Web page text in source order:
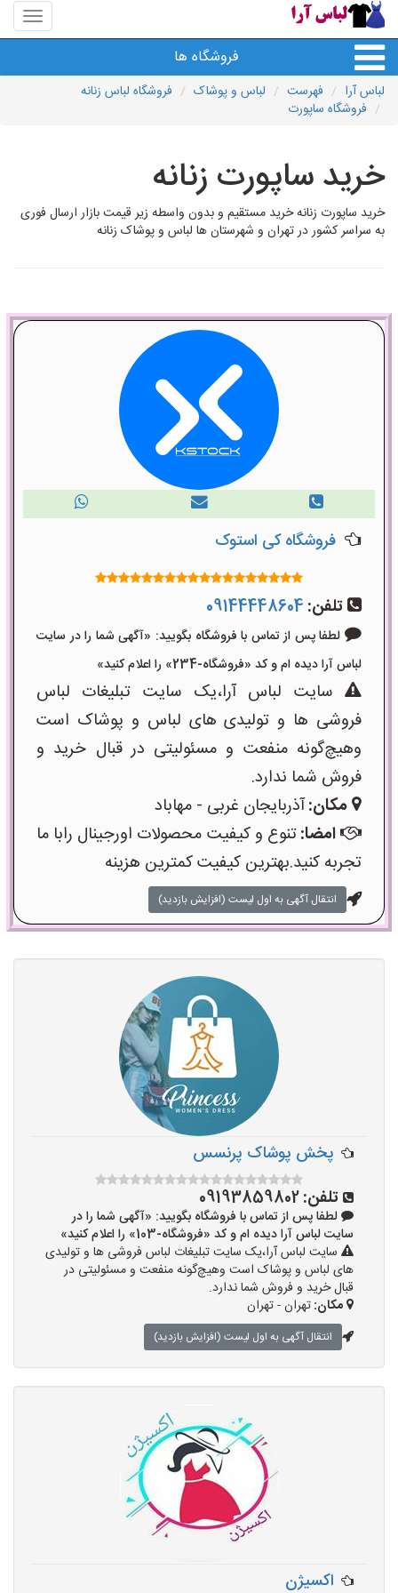
منوی
سایت
آرا
فروشگاه ها
لباس آرا فهرست لباس و پوشاک
فروشگاه لباس زنانه
فروشگاه ساپورت
خرید ساپورت زنانه
خرید ساپورت زنانه خرید مستقیم و بدون واسطه زیر قیمت بازار ارسال فوری
به سراسر کشور در تهران و شهرستان ها لباس و پوشاک زنانه
فروشگاه کی استوک
تلفن: 09144448604
لطفا پس از تماس با فروشگاه بگویید: «آگهی شما را در سایت
لباس آرا دیده ام و کد «فروشگاه-234» را اعلام کنید»
سایت لباس آرا،یک سایت تبلیغات لباس
فروشی ها و تولیدی های لباس و پوشاک است
وهیچ‌گونه منفعت و مسئولیتی در قبال خرید و
فروش شما ندارد.
مکان:آذربایجان غربی - مهاباد
امضا:تنوع و کیفیت محصولات اورجینال رابا ما
تجربه کنید.بهترین کیفیت کمترین هزینه
انتقال آگهی به اول لیست (افزایش بازدید)
پخش پوشاک پرنسس
تلفن:09193859802
لطفا پس از تماس با فروشگاه بگویید: «آگهی شما را در
سایت لباس آرا دیده ام و کد «فروشگاه-103» را اعلام کنید»
سایت لباس آرا،یک سایت تبلیغات لباس فروشی ها و تولیدی
های لباس و پوشاک است وهیچ‌گونه منفعت و مسئولیتی در
قبال خرید و فروش شما ندارد.
مکان:تهران - تهران
انتقال آگهی به اول لیست (افزایش بازدید)
اکسیژن